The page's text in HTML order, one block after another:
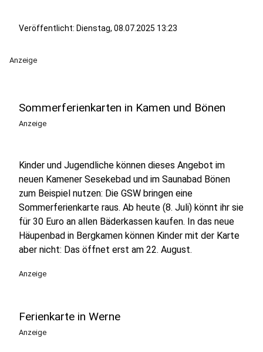
Veröffentlicht: Dienstag, 08.07.2025 13:23
Anzeige
Sommerferienkarten in Kamen und Bönen
Anzeige
Kinder und Jugendliche können dieses Angebot im
neuen Kamener Sesekebad und im Saunabad Bönen
zum Beispiel nutzen: Die GSW bringen eine
Sommerferienkarte raus. Ab heute (8. Juli) könnt ihr sie
für 30 Euro an allen Bäderkassen kaufen. In das neue
Häupenbad in Bergkamen können Kinder mit der Karte
aber nicht: Das öffnet erst am 22. August.
Anzeige
Ferienkarte in Werne
Anzeige